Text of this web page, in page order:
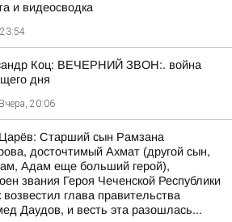
и видеосводка
Коц: ВЕЧЕРНИЙ ЗВОН:. война
дня
Вчера, 20:06
Старший сын Рамзана
досточтимый Ахмат (другой сын,
Адам еще больший герой),
звания Героя Чеченской Республики
глава правительства
Даудов, и весть эта разошлась...